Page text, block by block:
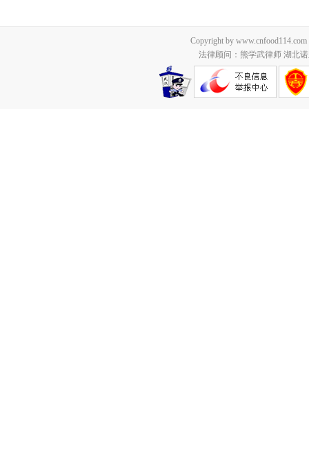
Copyright by
法律顾问：熊学武律师 湖北